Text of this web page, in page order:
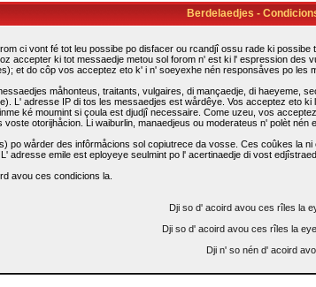
Berdelaedjes -
ci vont fé tot leu possibe po disfacer ou rcandjî ossu rade ki
accepter ki tot messaedje metou sol forom n' est ki l' espression des
et do côp vos acceptez eto k' i n' soeyexhe nén responsåves po les
måhonteus, traitants, vulgaires, di mançaedje, di haeyeme,
L' adresse IP di tos les messaedjes est wårdêye. Vos acceptez eto
ké moumint si çoula est djudjî necessaire. Come uzeu, vos
otorijhåcion. Li waiburlin, manaedjeus ou moderateus n' polèt
po wårder des infôrmåcions sol copiutrece da vosse. Ces coûkes la
adresse emile est eployeye seulmint po l' acertinaedje di vost
avou ces condicions la.
Dji so d' acoird avou ces rîles la
Dji so d' acoird avou ces rîles la
Dji n' so nén d' acoird